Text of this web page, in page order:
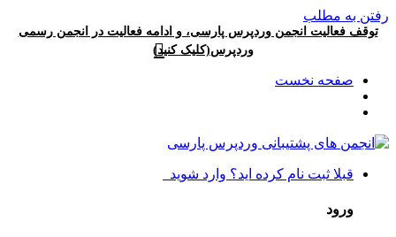
رفتن به مطلب
توقف فعالیت انجمن وردپرس پارسی، و ادامه فعالیت در انجمن رسمی
وردپرس(کلیک کنید)
صفحه نخست
قبلا ثبت نام کرده اید؟ وارد شوید
ورود